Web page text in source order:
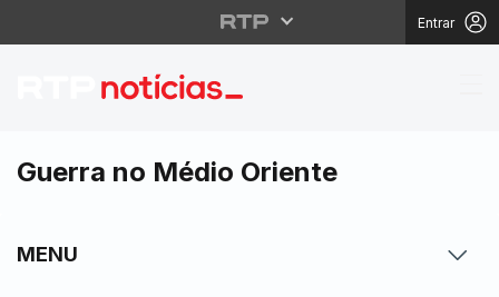
Entrar
Realizador Pedro
Guerra no Médio Oriente
MENU